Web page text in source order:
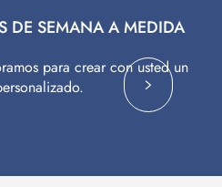
DE SEMANA A MEDIDA
para crear con usted un